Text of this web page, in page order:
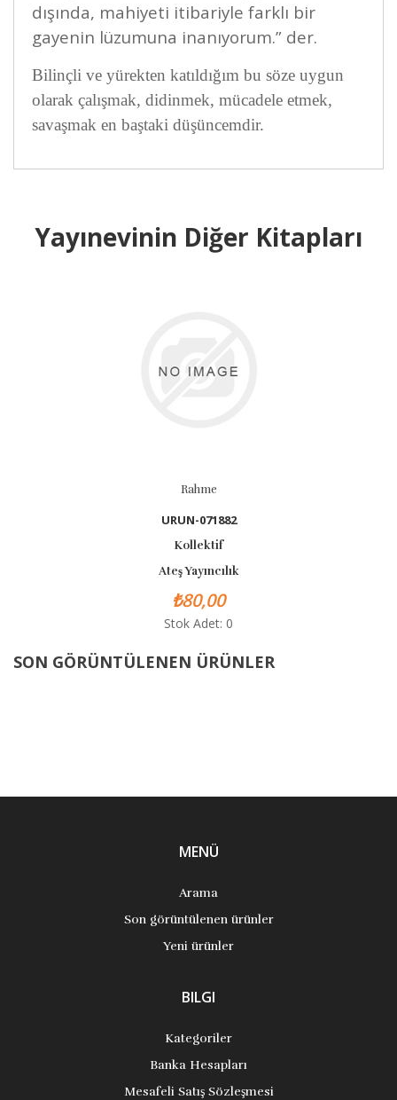
dışında, mahiyeti itibariyle farklı bir
gayenin lüzumuna inanıyorum.” der.
Bilinçli ve yürekten katıldığım bu söze uygun
olarak çalışmak, didinmek, mücadele etmek,
savaşmak en baştaki düşüncemdir.
Yayınevinin Diğer Kitapları
Rahme
URUN-071882
Kollektif
Ateş Yayıncılık
₺80,00
Stok Adet: 0
SON GÖRÜNTÜLENEN ÜRÜNLER
MENÜ
Arama
Son görüntülenen ürünler
Yeni ürünler
BILGI
Kategoriler
Banka Hesapları
Mesafeli Satış Sözleşmesi